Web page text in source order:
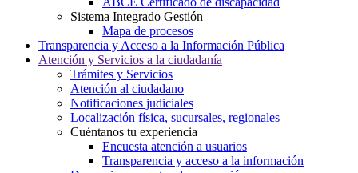
Sistema Integrado Gestión
Mapa de procesos
Transparencia y Acceso a la Información Pública
Atención y Servicios a la ciudadanía
Trámites y Servicios
Atención al ciudadano
Notificaciones judiciales
Localización física, sucursales, regionales
Cuéntanos tu experiencia
Encuesta atención a usuarios
Transparencia y acceso a la información